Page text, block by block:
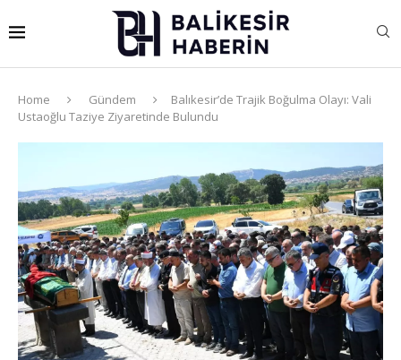
Home Gündem
Balıkesir’de Trajik Boğulma Olayı: Vali
Ustaoğlu Taziye Ziyaretinde Bulundu